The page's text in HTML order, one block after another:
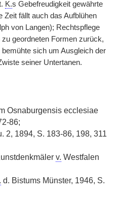
K.s Gebefreudigkeit gewährte
Zeit fällt auch das Aufblühen
von Langen); Rechtspflege
geordneten Formen zurück,
bemühte sich um Ausgleich der
seiner Untertanen.
Osnaburgensis ecclesiae
86;
2, 1894, S. 183-86, 198, 311
v. Westfalen
d. Bistums Münster, 1946, S.